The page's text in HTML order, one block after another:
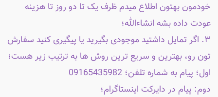
خودمون بهتون اطلاع میدم ظرف یک تا دو روز تا هزینه
عودت داده بشه انشاءالله؛
۳. اگر تمایل داشتید موجودی بگیرید یا پیگیری کنید سفارش
تون رو، بهترین و سریع ترین روش ها به ترتیب زیر هست؛
اول؛ پیام به شماره تلفن؛ 09165435982
دوم: پیام در دایرکت اینستاگرام؛